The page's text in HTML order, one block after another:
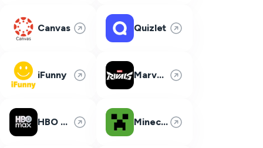
Canvas Quizlet
iFunny Marvel Rivals
HBO Max Minecraft